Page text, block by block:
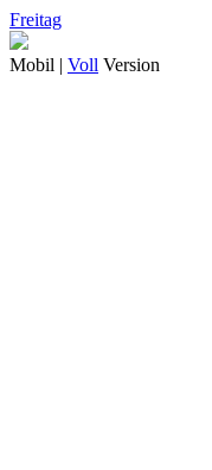
Freitag
Mobil | Voll Version